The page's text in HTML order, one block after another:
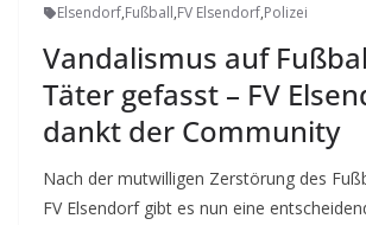
Elsendorf,Fußball,FV Elsendorf,Polizei
Vandalismus auf
Täter gefasst – FV
dankt der Community
Nach der mutwilligen Zerstörung des
FV Elsendorf gibt es nun eine